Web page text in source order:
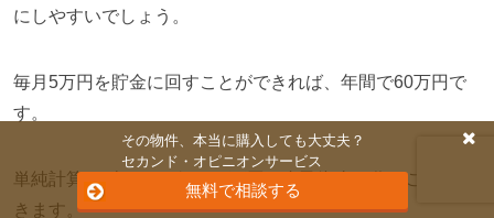
にしやすいでしょう。
毎月5万円を貯金に回すことができれば、年間で60万円で
す。
単純計算で5年あれば、300万円の自己資金を作ることがで
きます。
その物件、本当に購入しても大丈夫？
セカンド・オピニオンサービス
無料で相談する